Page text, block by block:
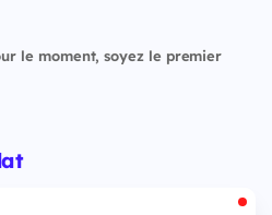
le moment, soyez le premier